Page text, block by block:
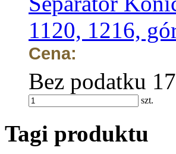
1120, 1216,
Cena:
Bez podatku
szt.
Tagi produktu